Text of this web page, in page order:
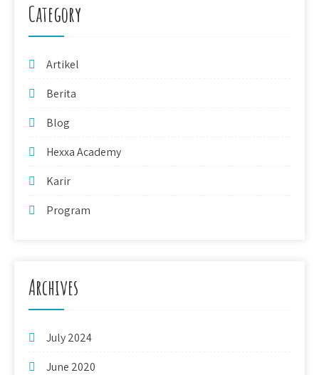
Category
Artikel
Berita
Blog
Hexxa Academy
Karir
Program
Archives
July 2024
June 2020